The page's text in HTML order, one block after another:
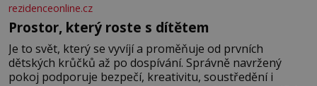
rezidenceonline.cz
Prostor, který roste s dítětem
Je to svět, který se vyvíjí a proměňuje od prvních
dětských krůčků až po dospívání. Správně navržený
pokoj podporuje bezpečí, kreativitu, soustředění i